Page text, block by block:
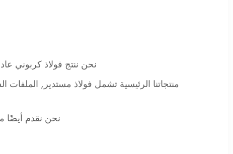
نحن ننتج فولاذ كربوني
منتجاتنا الرئيسية تشمل فولاذ مستدير , الملفات
نحن نقدم أيضًا